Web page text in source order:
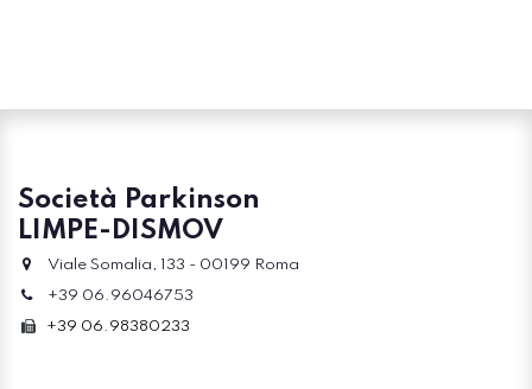
Società Parkinson
LIMPE-DISMOV
Viale Somalia, 133 - 00199 Roma
+39 06.96046753
+39 06.98380233